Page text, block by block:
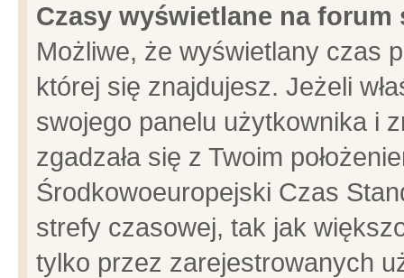
Czasy wyświetlane na forum
Możliwe, że wyświetlany czas
której się znajdujesz. Jeżeli
swojego panelu użytkownika i
zgadzała się z Twoim
Środkowoeuropejski Czas
strefy czasowej, tak jak
tylko przez zarejestrowanych